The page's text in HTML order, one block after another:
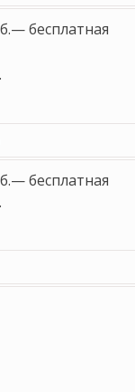
бесплатная
бесплатная